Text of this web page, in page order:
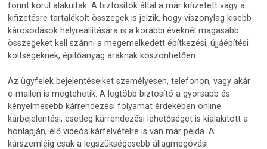
forint körül alakultak. A biztosítók által a már kifizetett vagy a
kifizetésre tartalékolt összegek is jelzik, hogy viszonylag kisebb
károsodások helyreállítására is a korábbi éveknél magasabb
összegeket kell szánni a megemelkedett építkezési, újjáépítési
költségeknek, építőanyag áraknak köszönhetően.
Az ügyfelek bejelentéseiket személyesen, telefonon, vagy akár
e-mailen is megtehetik. A legtöbb biztosító a gyorsabb és
kényelmesebb kárrendezési folyamat érdekében online
kárbejelentési, esetleg kárrendezési lehetőséget is kialakított a
honlapján, élő videós kárfelvételre is van már példa. A
kárszemléig csak a legszükségesebb állagmegóvási